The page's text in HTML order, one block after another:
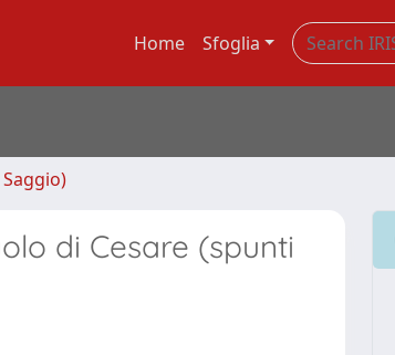
Home Sfoglia
di Cesare (spunti